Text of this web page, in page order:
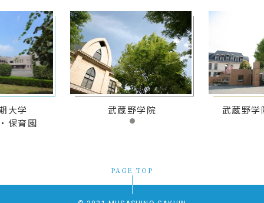
大学
保育園
武蔵野学院 武蔵野学
PAGE TOP